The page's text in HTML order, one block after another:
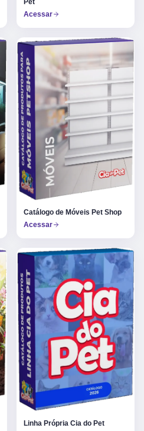
Acessar
Catálogo de Móveis Pet Shop
Acessar
Linha Própria Cia do Pet